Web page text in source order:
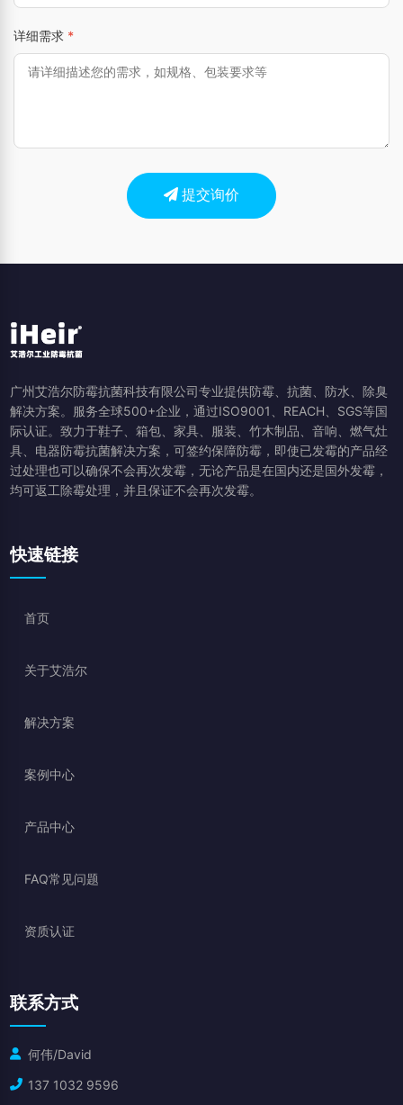
详细需求 *
提交询价
广州艾浩尔防霉抗菌科技有限公司专业提供防霉、抗菌、防水、除臭
解决方案。服务全球500+企业，通过ISO9001、REACH、SGS等国
际认证。致力于鞋子、箱包、家具、服装、竹木制品、音响、燃气灶
具、电器防霉抗菌解决方案，可签约保障防霉，即使已发霉的产品经
过处理也可以确保不会再次发霉，无论产品是在国内还是国外发霉，
均可返工除霉处理，并且保证不会再次发霉。
快速链接
首页
关于艾浩尔
解决方案
案例中心
产品中心
FAQ常见问题
资质认证
联系方式
何伟/David
137 1032 9596